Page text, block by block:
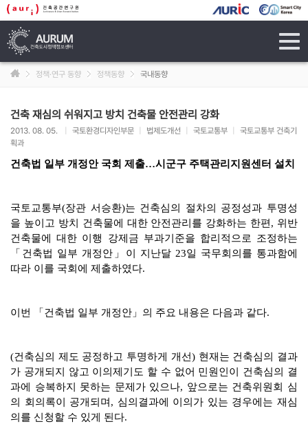
정책·연구 동향 정책동향 국내동향
건축 재심의 쉬워지고 방치 건축물 안전관리 강화
2013. 08. 05. 국토환경디자인부문 법제도개선 국토교통부
국토교통부 건축기
획과
건축법 일부 개정안 국회 제출…시군구 주택관리지원센터 설치
국토교통부(장관 서승환)는 건축심의 절차의 공정성과 투명성
을 높이고 방치 건축물에 대한 안전관리를 강화하는 한편, 위반
건축물에 대한 이행 강제금 부과기준을 합리적으로 조정하는
「건축법 일부 개정안」이 지난달 23일 국무회의를 통과함에
따라 이를 국회에 제출하였다.
이번 「건축법 일부 개정안」의 주요 내용은 다음과 같다.
(건축심의 제도 공정하고 투명하게 개선) 현재는 건축심의 결과
가 공개되지 않고 이의제기도 할 수 없어 민원인이 건축심의 결
과에 승복하지 못하는 문제가 있으나, 앞으로는 건축위원회 심
의 회의록이 공개되며, 심의결과에 이의가 있는 경우에는 재심
의를 신청할 수 있게 된다.